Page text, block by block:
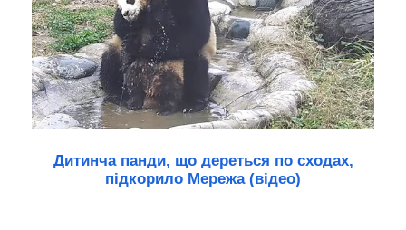
Дитинча панди, що дереться по сходах,
підкорило Мережа (відео)